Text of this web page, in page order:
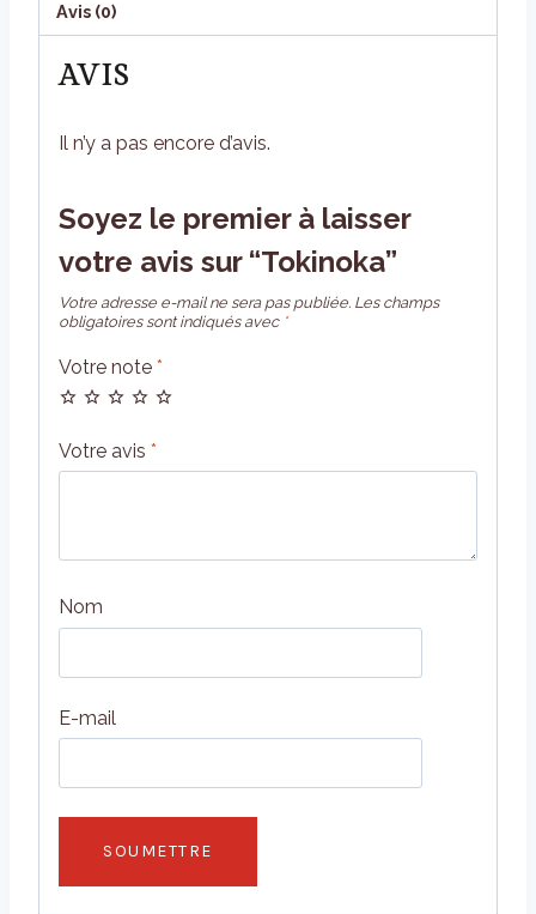
Avis (0)
AVIS
Il n’y a pas encore d’avis.
Soyez le premier à laisser
votre avis sur “Tokinoka”
Votre adresse e-mail ne sera pas publiée. Les champs
obligatoires sont indiqués avec *
Votre note *
Votre avis *
Nom
E-mail